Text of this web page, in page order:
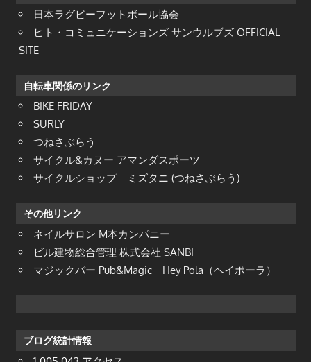
日本ラグビーフットボール協会
ヒト・コミュニケーションズ サンウルブズ OFFICIAL
SITE
自転車関係のリンク
BIKE FRIDAY
SURLY
つねさぶらう
サイクル&カヌー アマンダスポーツ
サイクルショップ ミズタニ (つねさぶらう)
その他リンク
ネイルサロン M本カンパニー
ビル建物総合管理 株式会社 SANBI
マジックバー Pub&Magic Hey Pola（ヘイポーラ）
ブログ統計情報